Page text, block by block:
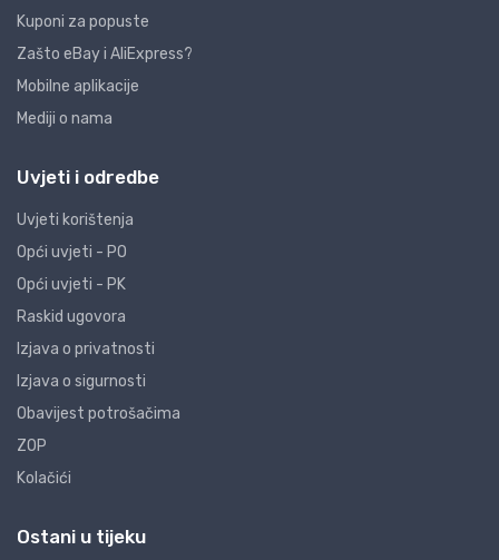
Kuponi za popuste
Zašto eBay i AliExpress?
Mobilne aplikacije
Mediji o nama
Uvjeti i odredbe
Uvjeti korištenja
Opći uvjeti - PO
Opći uvjeti - PK
Raskid ugovora
Izjava o privatnosti
Izjava o sigurnosti
Obavijest potrošačima
ZOP
Kolačići
Ostani u tijeku